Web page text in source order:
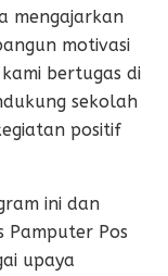
mengajarkan
motivasi
bertugas di
sekolah
positif
ini dan
Pamputer Pos
upaya